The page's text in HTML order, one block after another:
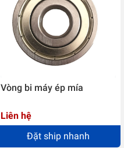
Vòng bi máy ép mía
Liên hệ
Đặt ship nhanh